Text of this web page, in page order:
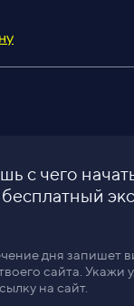
с чего
дня запишет
сайта. Укажи
на сайт.